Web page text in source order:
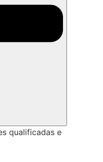
qualificadas e